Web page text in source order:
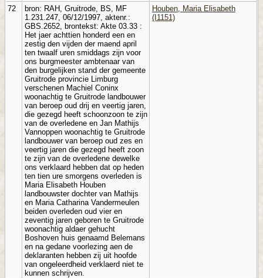
72
bron: RAH, Gruitrode, BS, MF
1.231.247, 06/12/1997, aktenr.:
GBS.2652, brontekst: Akte 03.33 :
Het jaer achttien honderd een en
zestig den vijden der maend april
ten twaalf uren smiddags zijn voor
ons burgmeester ambtenaar van
den burgelijken stand der gemeente
Gruitrode provincie Limburg
verschenen Machiel Coninx
woonachtig te Gruitrode landbouwer
van beroep oud drij en veertig jaren,
die gezegd heeft schoonzoon te zijn
van de overledene en Jan Mathijs
Vannoppen woonachtig te Gruitrode
landbouwer van beroep oud zes en
veertig jaren die gezegd heeft zoon
te zijn van de overledene dewelke
ons verklaard hebben dat op heden
ten tien ure smorgens overleden is
Maria Elisabeth Houben
landbouwster dochter van Mathijs
en Maria Catharina Vandermeulen
beiden overleden oud vier en
zeventig jaren geboren te Gruitrode
woonachtig aldaer gehucht
Boshoven huis genaamd Belemans
en na gedane voorlezing aen de
deklaranten hebben zij uit hoofde
van ongeleerdheid verklaerd niet te
kunnen schrijven.
Houben, Maria Elisabeth
(I1151)